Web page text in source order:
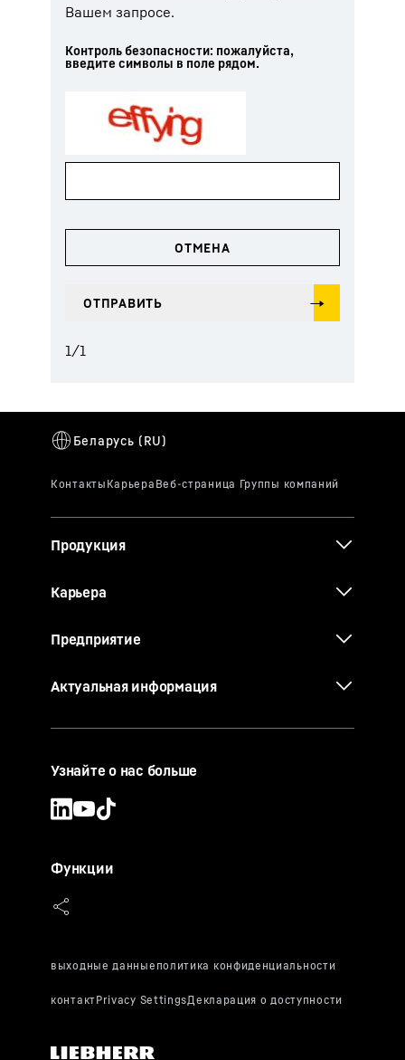
Вашем запросе.
Контроль безопасности: пожалуйста,
введите символы в поле рядом.
1/1
Продукция
Карьера
Предприятие
Актуальная информация
Узнайте о нас больше
Функции